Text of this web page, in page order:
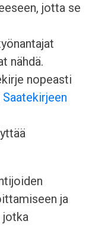
jotta se
nähdä.
nopeasti
Saatekirjeen
ja
jotka